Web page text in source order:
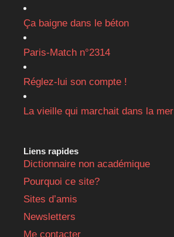
Ça baigne dans le béton
Paris-Match n°2314
Réglez-lui son compte !
La vieille qui marchait dans la mer
Liens rapides
Dictionnaire non académique
Pourquoi ce site?
Sites d’amis
Newsletters
Me contacter